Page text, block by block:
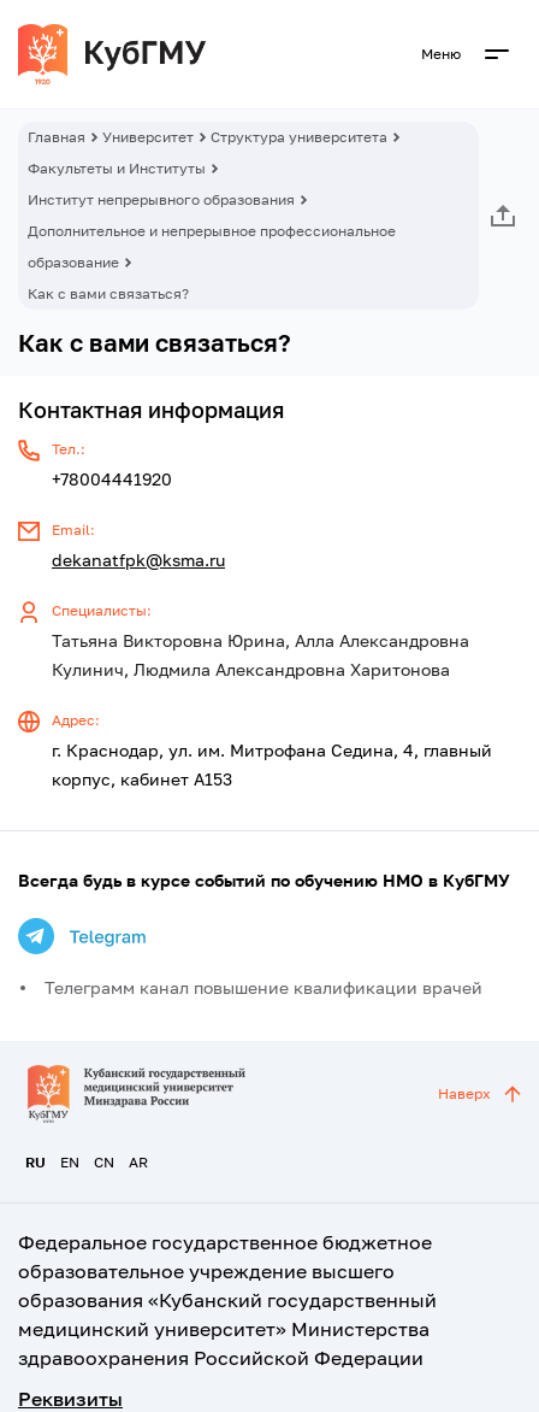
Меню
Главная Университет
Структура университета
Факультеты и Институты
Институт непрерывного образования
Дополнительное и непрерывное профессиональное
образование
Как с вами связаться?
Как с вами связаться?
Контактная информация
Тел.:
+78004441920
Email:
dekanatfpk@ksma.ru
Специалисты:
Татьяна Викторовна Юрина, Алла Александровна
Кулинич, Людмила Александровна Харитонова
Адрес:
г. Краснодар, ул. им. Митрофана Седина, 4, главный
корпус, кабинет А153
Всегда будь в курсе событий по обучению НМО в КубГМУ
Телеграмм канал повышение квалификации врачей
RU EN CN AR
Наверх
Федеральное государственное бюджетное
образовательное учреждение высшего
образования «Кубанский государственный
медицинский университет» Министерства
здравоохранения Российской Федерации
Реквизиты